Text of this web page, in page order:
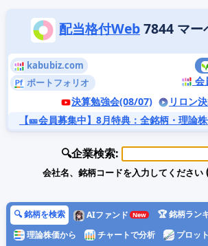
配当格付Web7844 マー
kabubiz.com
ポートフォリオ
会
決算勉強会(08/07)
リロン
【🎫会員募集中】8月特典 ：全銘柄・理論
🔍企業検索:
会社名、銘柄コードを入力してください
🔍 銘柄を検索 AIファンド 🏆 銘柄ラン
理論株価から
チャートで分析 プロッ